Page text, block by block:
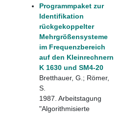
Programmpaket zur
Identifikation
rückgekoppelter
Mehrgrößensysteme
im Frequenzbereich
auf den Kleinrechnern
K 1630 und SM4-20
Bretthauer, G.; Römer,
S.
1987. Arbeitstagung
"Algorithmisierte